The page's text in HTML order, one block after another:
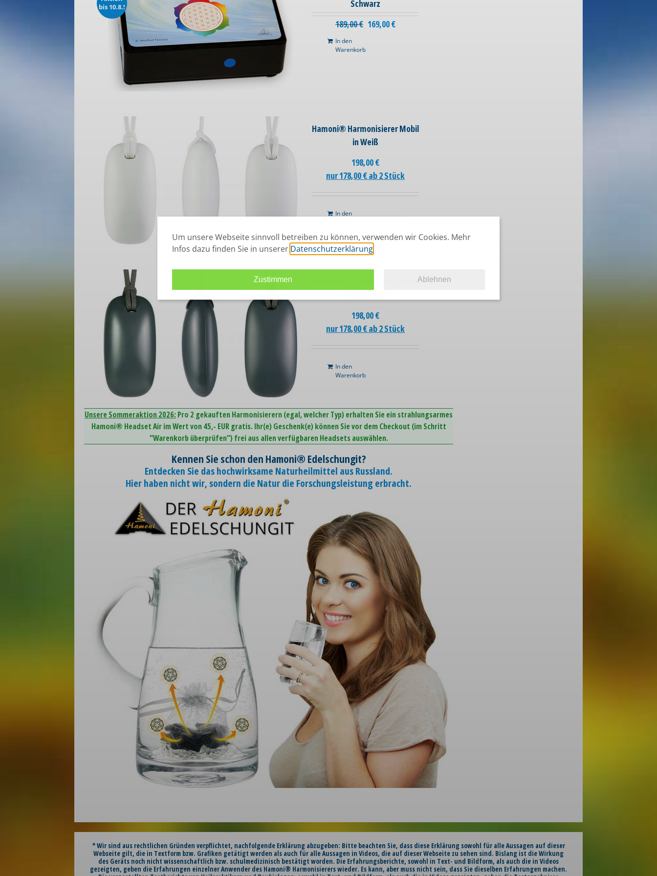
bis 10.8.!
Schwarz
189,00€ 169,00€
In den
Warenkorb
Hamoni® Harmonisierer Mobil
in Weiß
198,00€
nur 178,00 € ab 2 Stück
In den
Hamoni® Harmonisierer Mobil
198,00€
nur 178,00 € ab 2 Stück
In den
Warenkorb
Unsere Sommeraktion 2026: Pro 2 gekauften Harmonisierern (egal, welcher Typ) erhalten Sie ein strahlungsarmes
Hamoni® Headset Air im Wert von 45,- EUR gratis. Ihr(e) Geschenk(e) können Sie vor dem Checkout (im Schritt
"Warenkorb überprüfen") frei aus allen verfügbaren Headsets auswählen.
Kennen Sie schon den Hamoni® Edelschungit?
Entdecken Sie das hochwirksame Naturheilmittel aus Russland.
Hier haben nicht wir, sondern die Natur die Forschungsleistung erbracht.
* Wir sind aus rechtlichen Gründen verpflichtet, nachfolgende Erklärung abzugeben: Bitte beachten Sie, dass diese Erklärung sowohl für alle Aussagen auf dieser
Webseite gilt, die in Textform bzw. Grafiken getätigt werden als auch für alle Aussagen in Videos, die auf dieser Webseite zu sehen sind. Bislang ist die Wirkung
des Geräts noch nicht wissenschaftlich bzw. schulmedizinisch bestätigt worden. Die Erfahrungsberichte, sowohl in Text- und Bildform, als auch die in Videos
gezeigten, geben die Erfahrungen einzelner Anwender des Hamoni® Harmonisierers wieder. Es kann, aber muss nicht sein, dass Sie dieselben Erfahrungen machen.
Um unsere Webseite sinnvoll betreiben zu können, verwenden wir Cookies. Mehr
Infos dazu finden Sie in unserer Datenschutzerklärung
Zustimmen Ablehnen